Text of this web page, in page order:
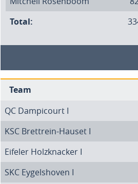
Total:
Team
QC Dampicourt I
KSC Brettrein-Hauset I
Eifeler Holzknacker I
SKC Eygelshoven I